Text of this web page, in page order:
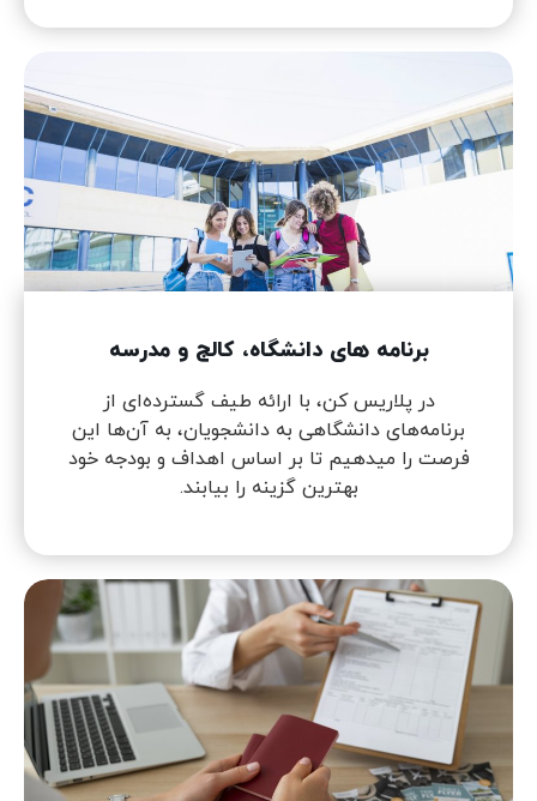
برنامه های دانشگاه، کالج و مدرسه
در پلاریس کن، با ارائه طیف گسترده‌ای از
برنامه‌های دانشگاهی به دانشجویان، به آن‌ها این
فرصت را میدهیم تا بر اساس اهداف و بودجه خود
بهترین گزینه را بیابند.